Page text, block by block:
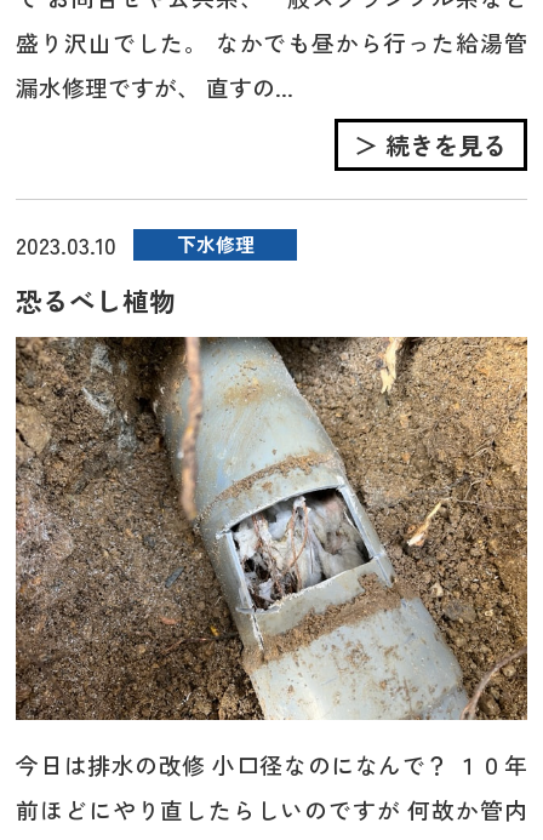
盛り沢山でした。 なかでも昼から行った給湯管
漏水修理ですが、 直すの...
＞ 続きを見る
2023.03.10 下水修理
恐るべし植物
今日は排水の改修 小口径なのになんで？ １０年
前ほどにやり直したらしいのですが 何故か管内